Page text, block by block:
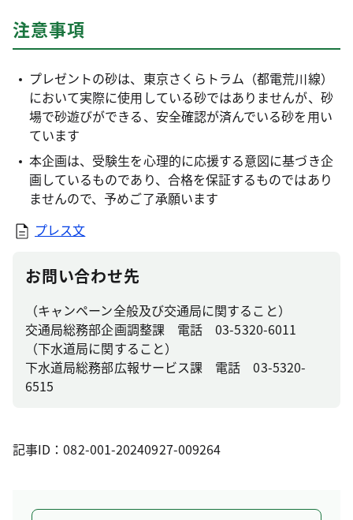
注意事項
プレゼントの砂は、東京さくらトラム（都電荒川線）
において実際に使用している砂ではありませんが、砂
場で砂遊びができる、安全確認が済んでいる砂を用い
ています
本企画は、受験生を心理的に応援する意図に基づき企
画しているものであり、合格を保証するものではあり
ませんので、予めご了承願います
プレス文
お問い合わせ先
（キャンペーン全般及び交通局に関すること）
交通局総務部企画調整課 電話 03-5320-6011
（下水道局に関すること）
下水道局総務部広報サービス課 電話 03-5320-
6515
記事ID：082-001-20240927-009264